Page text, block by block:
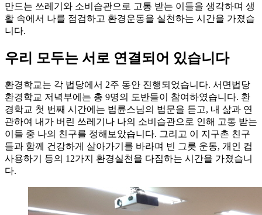
만드는 쓰레기와 소비습관으로 고통 받는 이들을 생각하며 생
활 속에서 나를 점검하고 환경운동을 실천하는 시간을 가졌습
니다.
우리 모두는 서로 연결되어 있습니다
환경학교는 각 법당에서 2주 동안 진행되었습니다. 서면법당
환경학교 저녁부에는 총 9명의 도반들이 참여하였습니다. 환
경학교 첫 번째 시간에는 법륜스님의 법문을 듣고, 내 삶과 연
관하여 내가 버린 쓰레기나 나의 소비습관으로 인해 고통 받는
이들 중 나의 친구를 정해보았습니다. 그리고 이 지구촌 친구
들과 함께 건강하게 살아가기를 바라며 빈 그릇 운동, 개인 컵
사용하기 등의 12가지 환경실천을 다짐하는 시간을 가졌습니
다.